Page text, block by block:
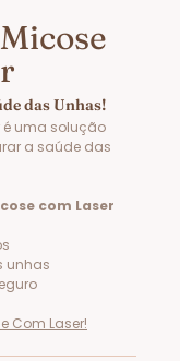
das Unhas!
é uma solução
a saúde das
com Laser
unhas
Com Laser!